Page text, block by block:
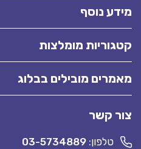
מידע נוסף
קטגוריות מומלצות
מאמרים מובילים בבלוג
צור קשר
טלפון: 03-5734889